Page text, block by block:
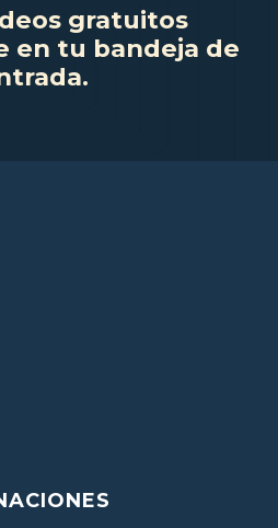
gratuitos
en tu bandeja de